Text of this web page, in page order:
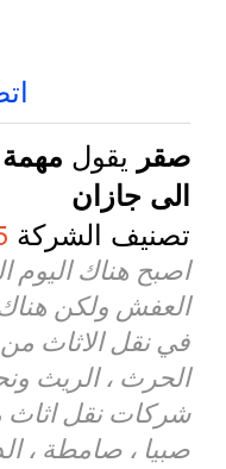
صقريقولمهمة
الى جازان
تصنيف الشركة5
اصبح هناك اليوم
العفش ولكن
في نقل الاثاث من
الحرث ، الريث
شركات نقل اثاث
صبيا ، صامطة ،